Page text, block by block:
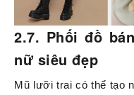
2.7. Phối đồ
nữ siêu đẹp
Mũ lưỡi trai có thể tạo